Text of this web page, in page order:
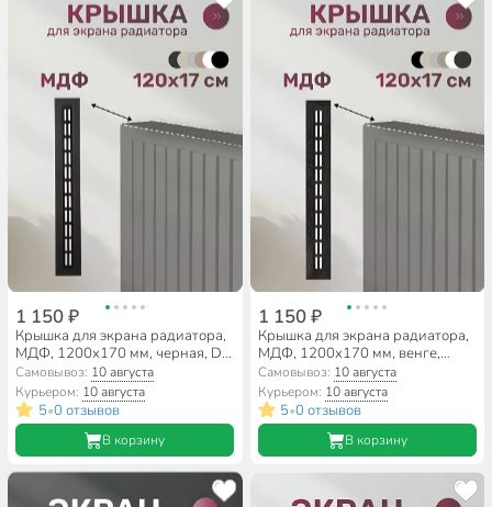
1 150 ₽
Крышка для экрана радиатора,
МДФ, 1200х170 мм, черная, DE
LUXE, Стильный Дом
Самовывоз: 10 августа
Курьером: 10 августа
5•0 отзывов
В корзину
1 150 ₽
Крышка для экрана радиатора,
МДФ, 1200х170 мм, венге,
Стильный Дом
Самовывоз: 10 августа
Курьером: 10 августа
5•0 отзывов
В корзину